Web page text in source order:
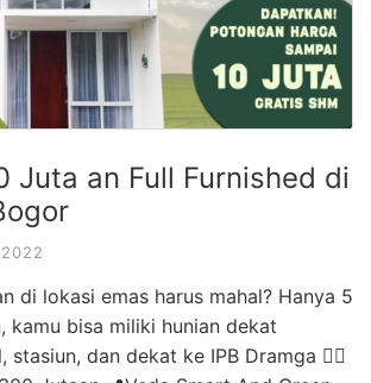
Juta an Full Furnished di
di lokasi emas harus mahal? Hanya 5
kamu bisa miliki hunian dekat
dan dekat ke IPB Dramga 👇🏻